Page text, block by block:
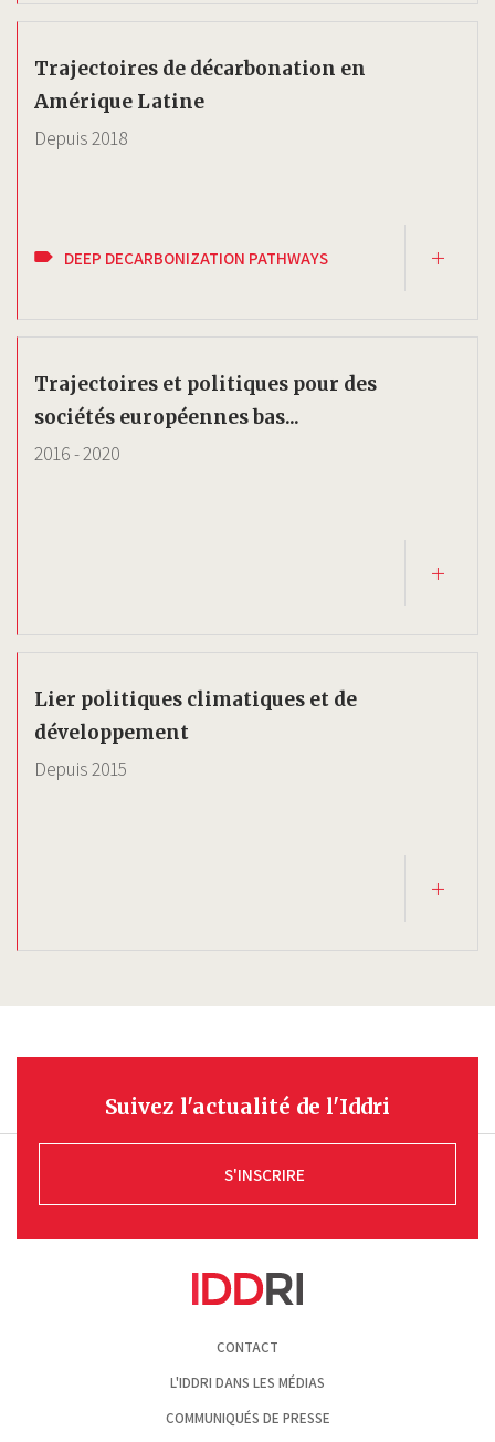
Trajectoires de décarbonation en
Amérique Latine
Depuis2018
DEEP DECARBONIZATION PATHWAYS
Trajectoires et politiques pour des
sociétés européennes bas...
2016-2020
Lier politiques climatiques et de
développement
Depuis2015
Suivez l'actualité de l'Iddri
S'INSCRIRE
CONTACT
L'IDDRI DANS LES MÉDIAS
COMMUNIQUÉS DE PRESSE